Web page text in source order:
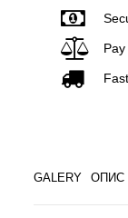
GALERY ОПИС